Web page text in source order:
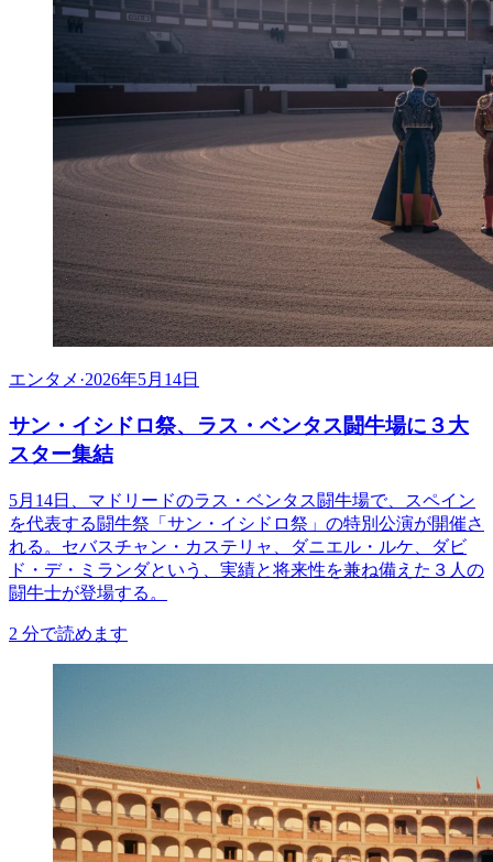
エンタメ ·2026年5月14日
サン・イシドロ祭、ラス・ベンタス闘牛場に３大
スター集結
5月14日、マドリードのラス・ベンタス闘牛場で、スペイン
を代表する闘牛祭「サン・イシドロ祭」の特別公演が開催さ
れる。セバスチャン・カステリャ、ダニエル・ルケ、ダビ
ド・デ・ミランダという、実績と将来性を兼ね備えた３人の
闘牛士が登場する。
2 分で読めます